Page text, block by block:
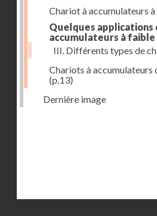
Chariot à accumulateurs
Quelques
accumulateurs à
III. Différents types de
Chariots à
(p.13)
Dernière image